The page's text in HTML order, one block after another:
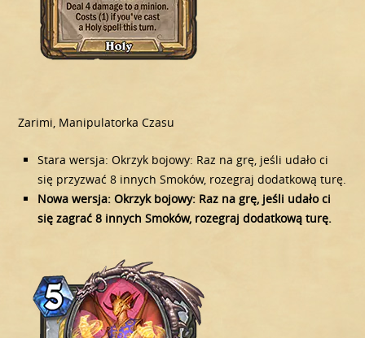
Zarimi, Manipulatorka Czasu
Stara wersja: Okrzyk bojowy: Raz na grę, jeśli udało ci
się przyzwać 8 innych Smoków, rozegraj dodatkową turę.
Nowa wersja: Okrzyk bojowy: Raz na grę, jeśli udało ci
się zagrać 8 innych Smoków, rozegraj dodatkową turę.